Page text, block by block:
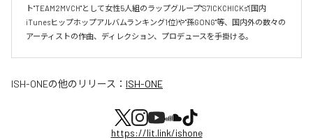
ト"TEAM2MVCH"として女性5人組のラップグループ"S7ICKCHICKs"(国内
iTunesヒップホップアルバムランキング1位)や"孫GONG"等、国内外の数々の
アーティストの作曲、ディレクション、プロデュースを手掛ける。
ISH-ONEの他のリリース： ISH-ONE
https://lit.link/ishone